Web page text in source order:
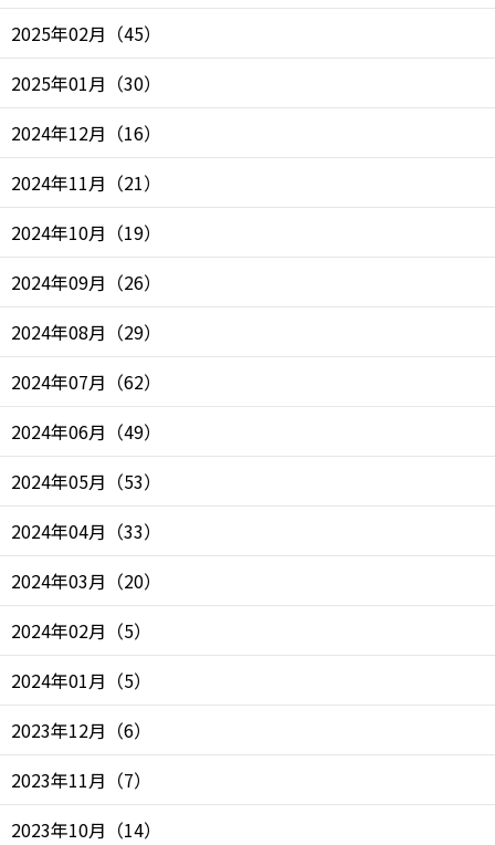
2025年02月 （45）
2025年01月 （30）
2024年12月 （16）
2024年11月 （21）
2024年10月 （19）
2024年09月 （26）
2024年08月 （29）
2024年07月 （62）
2024年06月 （49）
2024年05月 （53）
2024年04月 （33）
2024年03月 （20）
2024年02月 （5）
2024年01月 （5）
2023年12月 （6）
2023年11月 （7）
2023年10月 （14）